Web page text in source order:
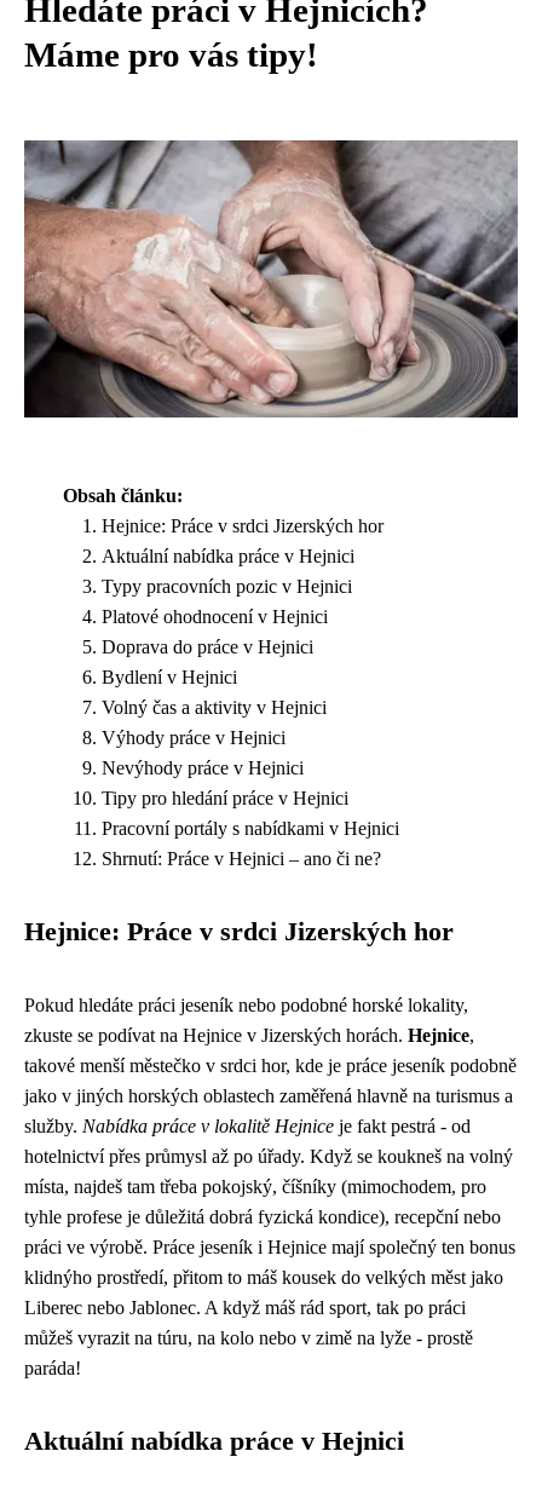
Hledáte práci v Hejnicích?
Máme pro vás tipy!
Obsah článku:
Hejnice: Práce v srdci Jizerských hor
Aktuální nabídka práce v Hejnici
Typy pracovních pozic v Hejnici
Platové ohodnocení v Hejnici
Doprava do práce v Hejnici
Bydlení v Hejnici
Volný čas a aktivity v Hejnici
Výhody práce v Hejnici
Nevýhody práce v Hejnici
Tipy pro hledání práce v Hejnici
Pracovní portály s nabídkami v Hejnici
Shrnutí: Práce v Hejnici – ano či ne?
Hejnice: Práce v srdci Jizerských hor
Pokud hledáte práci jeseník nebo podobné horské lokality,
zkuste se podívat na Hejnice v Jizerských horách. Hejnice,
takové menší městečko v srdci hor, kde je práce jeseník podobně
jako v jiných horských oblastech zaměřená hlavně na turismus a
služby. Nabídka práce v lokalitě Hejnice je fakt pestrá - od
hotelnictví přes průmysl až po úřady. Když se koukneš na volný
místa, najdeš tam třeba pokojský, číšníky (mimochodem, pro
tyhle profese je důležitá dobrá fyzická kondice), recepční nebo
práci ve výrobě. Práce jeseník i Hejnice mají společný ten bonus
klidnýho prostředí, přitom to máš kousek do velkých měst jako
Liberec nebo Jablonec. A když máš rád sport, tak po práci
můžeš vyrazit na túru, na kolo nebo v zimě na lyže - prostě
paráda!
Aktuální nabídka práce v Hejnici